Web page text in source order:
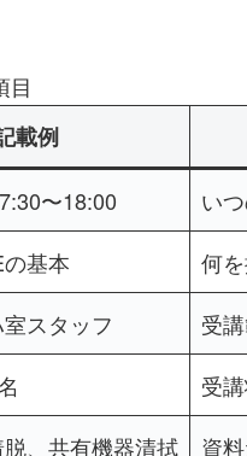
目
載例
〜18:00
い
基本
何
スタッフ
受
受
、共有機器清拭 資